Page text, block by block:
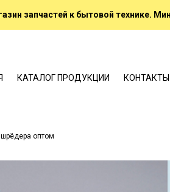
запчастей к бытовой технике.
КАТАЛОГ ПРОДУКЦИИ КОНТАКТЫ
оптом